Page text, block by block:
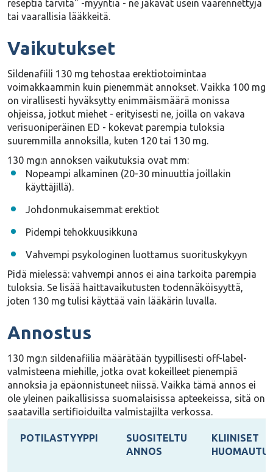
reseptiä tarvita" -myyntiä - ne jakavat usein väärennettyjä
tai vaarallisia lääkkeitä.
Vaikutukset
Sildenafiili 130 mg tehostaa erektiotoimintaa
voimakkaammin kuin pienemmät annokset. Vaikka 100 mg
on virallisesti hyväksytty enimmäismäärä monissa
ohjeissa, jotkut miehet - erityisesti ne, joilla on vakava
verisuoniperäinen ED - kokevat parempia tuloksia
suuremmilla annoksilla, kuten 120 tai 130 mg.
130 mg:n annoksen vaikutuksia ovat mm:
Nopeampi alkaminen (20-30 minuuttia joillakin
käyttäjillä).
Johdonmukaisemmat erektiot
Pidempi tehokkuusikkuna
Vahvempi psykologinen luottamus suorituskykyyn
Pidä mielessä: vahvempi annos ei aina tarkoita parempia
tuloksia. Se lisää haittavaikutusten todennäköisyyttä,
joten 130 mg tulisi käyttää vain lääkärin luvalla.
Annostus
130 mg:n sildenafiilia määrätään tyypillisesti off-label-
valmisteena miehille, jotka ovat kokeilleet pienempiä
annoksia ja epäonnistuneet niissä. Vaikka tämä annos ei
ole yleinen paikallisissa suomalaisissa apteekeissa, sitä on
saatavilla sertifioiduilta valmistajilta verkossa.
POTILASTYYPPI
SUOSITELTU
ANNOS
KLIINISET